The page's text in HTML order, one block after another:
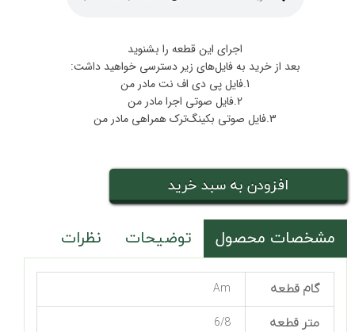
اجرای این قطعه را بشنوید
بعد از خرید به فایل‌های زیر دسترسی خواهید داشت:
1.فایل پی دی اف نت مادر من
2.فایل صوتی اجرا مادر من
3.فایل صوتی بکینگ‌ترک همراهی مادر من
افزودن به سبد خرید
مشخصات محصول توضیحات نظرات
گام قطعه Am
متر قطعه 6/8